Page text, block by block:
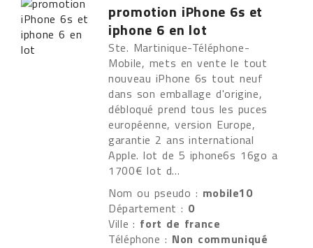
promotion iPhone 6s et
iphone 6 en lot
Ste. Martinique-Téléphone-
Mobile, mets en vente le tout
nouveau iPhone 6s tout neuf
dans son emballage d'origine,
débloqué prend tous les puces
européenne, version Europe,
garantie 2 ans international
Apple. lot de 5 iphone6s 16go a
1700€ lot d...
Nom ou pseudo : mobile10
Département : 0
Ville : fort de france
Téléphone : Non communiqué